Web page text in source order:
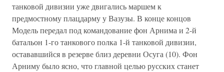
танковой дивизии уже двигались маршем к
предмостному плацдарму у Вазузы. В конце концов
Модель передал под командование фон Арнима и 2-й
батальон 1-го танкового полка 1-й танковой дивизии,
остававшийся в резерве близ деревни Осуга (10). Фон
Арниму было ясно, что главной целью русских станет